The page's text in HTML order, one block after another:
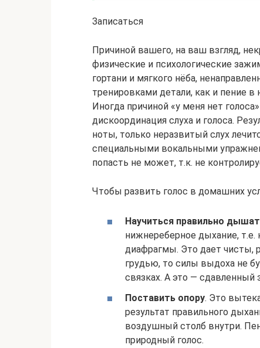
Записаться
Причиной вашего, на ваш взгляд,
физические и психологические
гортани и мягкого нёба,
тренировками детали, как и пение в
Иногда причиной «у меня нет
дискоординация слуха и голоса.
ноты, только неразвитый слух
специальными вокальными
попасть не может, т.к. не
Чтобы развить голос в домашних
Научиться правильно
нижнереберное дыхание,
диафрагмы. Это дает чисты,
грудью, то силы выдоха не
связках. А это — сдавленный
Поставить опору. Это
результат правильного
воздушный столб внутри.
природный голос.